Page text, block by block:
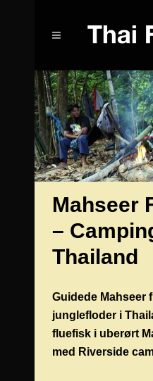
Mahseer
–
Thailand
Guidede Mahseer
junglefloder i
fluefisk i uberørt
med Riverside